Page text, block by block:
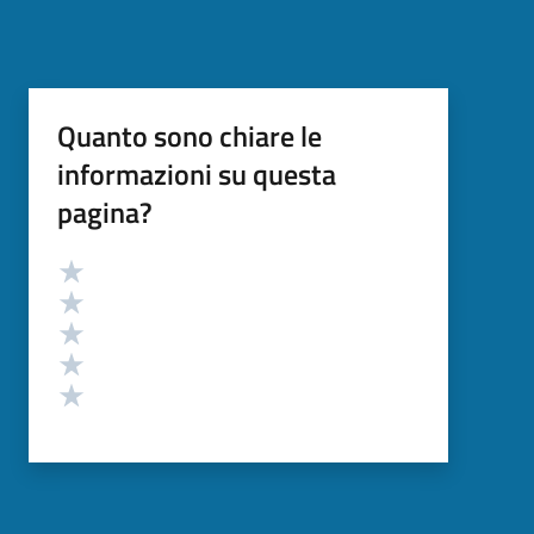
Quanto sono chiare le
informazioni su questa
pagina?
Valutazione